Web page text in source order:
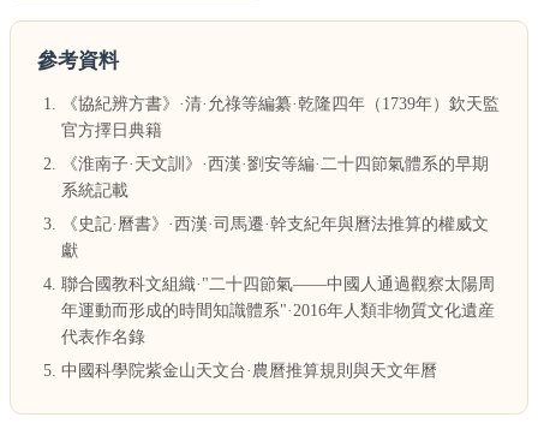
參考資料
《協紀辨方書》·清·允祿等編纂·乾隆四年（1739年）欽天監
官方擇日典籍
《淮南子·天文訓》·西漢·劉安等編·二十四節氣體系的早期
系統記載
《史記·曆書》·西漢·司馬遷·幹支紀年與曆法推算的權威文
獻
聯合國教科文組織·"二十四節氣——中國人通過觀察太陽周
年運動而形成的時間知識體系"·2016年人類非物質文化遺産
代表作名錄
中國科學院紫金山天文台·農曆推算規則與天文年曆